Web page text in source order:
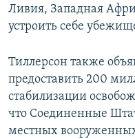
Ливия, Западная
устроить себе
Тиллерсон также
предоставить 200
стабилизации
что Соединенные
местных